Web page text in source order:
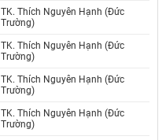
TK. Thích Nguyên Hạnh (Đức
Trường)
TK. Thích Nguyên Hạnh (Đức
Trường)
TK. Thích Nguyên Hạnh (Đức
Trường)
TK. Thích Nguyên Hạnh (Đức
Trường)